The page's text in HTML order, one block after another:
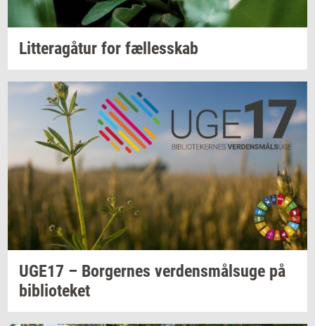
Lit­tera­gå­tur for fæl­les­skab
UGE17 – Bor­ger­nes ver­dens­målsu­ge på
bi­bli­o­te­ket